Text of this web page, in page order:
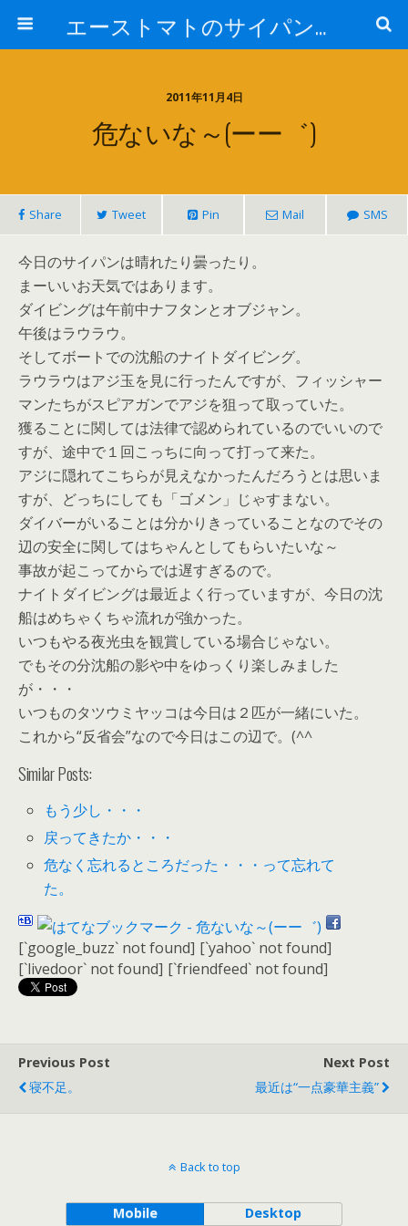
エーストマトのサイパンダイビング日記
2011年11月4日
危ないな～(ーー゛)
Share Tweet Pin Mail SMS
今日のサイパンは晴れたり曇ったり。
まーいいお天気ではあります。
ダイビングは午前中ナフタンとオブジャン。
午後はラウラウ。
そしてボートでの沈船のナイトダイビング。
ラウラウはアジ玉を見に行ったんですが、フィッシャー
マンたちがスピアガンでアジを狙って取っていた。
獲ることに関しては法律で認められているのでいいので
すが、途中で１回こっちに向って打って来た。
アジに隠れてこちらが見えなかったんだろうとは思いま
すが、どっちにしても「ゴメン」じゃすまない。
ダイバーがいることは分かりきっていることなのでその
辺の安全に関してはちゃんとしてもらいたいな～
事故が起こってからでは遅すぎるので。
ナイトダイビングは最近よく行っていますが、今日の沈
船はめちゃくちゃ流れが強かった。
いつもやる夜光虫を観賞している場合じゃない。
でもその分沈船の影や中をゆっくり楽しみました
が・・・
いつものタツウミヤッコは今日は２匹が一緒にいた。
これから“反省会”なので今日はこの辺で。(^^ゞ
Similar Posts:
もう少し・・・
戻ってきたか・・・
危なく忘れるところだった・・・って忘れて
た。
[`google_buzz` not found] [`yahoo` not found]
[`livedoor` not found] [`friendfeed` not found]
Previous Post
寝不足。
Next Post
最近は“一点豪華主義”
Back to top
Mobile Desktop